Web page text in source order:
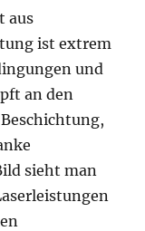
aus
ist extrem
und
an den
sieht man